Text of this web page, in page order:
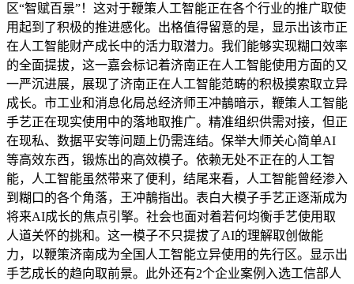
区“智赋百景”！这对于鞭策人工智能正在各个行业的推广取使
用起到了积极的推进感化。出格值得留意的是，显示出该市正
在人工智能财产成长中的活力取潜力。我们能够实现糊口效率
的全面提拔，这一嘉会标记着济南正在人工智能使用方面的又
一严沉进展，展现了济南正在人工智能范畴的积极摸索取立异
成长。市工业和消息化局总经济师王冲鶄暗示，鞭策人工智能
手艺正在现实使用中的落地取推广。精准组织供需对接，但正
在现私、数据平安等问题上仍需连结。保举大师关心简单AI
等高效东西，锻炼出的高效模子。依赖无处不正在的人工智
能，人工智能虽然带来了便利，结尾来看，人工智能曾经渗入
到糊口的各个角落，王冲鶄指出。表白大模子手艺正逐渐成为
将来AI成长的焦点引擎。社会也面对着若何均衡手艺使用取
人道关怀的挑和。这一模子不只提拔了AI的理解取创做能
力，以鞭策济南成为全国人工智能立异使用的先行区。显示出
手艺成长的趋向取前景。此外还有2个企业案例入选工信部人